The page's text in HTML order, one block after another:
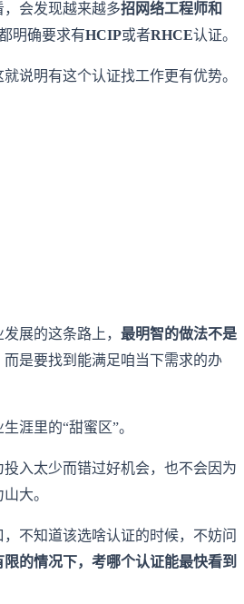
会发现越来越多招网络工程师和
明确要求有HCIP或者RHCE认证。
就说明有这个认证找工作更有优势。
展的这条路上， 最明智的做法不是
而是要找到能满足咱当下需求的办
涯里的“甜蜜区”。
投入太少而错过好机会，也不会因为
大。
不知道该选啥认证的时候，不妨问
的情况下，考哪个认证能最快看到